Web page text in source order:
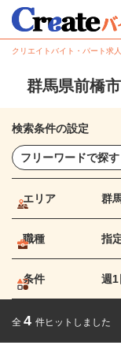
クリエイトバイト・パート求
群馬県前橋
検索条件の設定
エリア 群
職種 指
条件 週1
全 4 件ヒットしました